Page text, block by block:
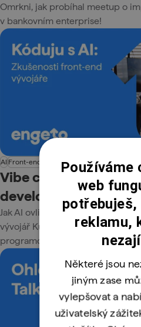
Omrkni, jak probíhal meetup o
v bankovním enterprise!
AI Front-end ProgramováníZ firem
Vibe coding očima
developera: Co mi AI
Jak AI ovlivňuje každodenní práci
vývojář Kuba sdílí zkušenosti,
programování, debugování i psaní
Používáme
web
reklamu,
Některé jsou
jiným zase
vylepšovat a
uživatelský